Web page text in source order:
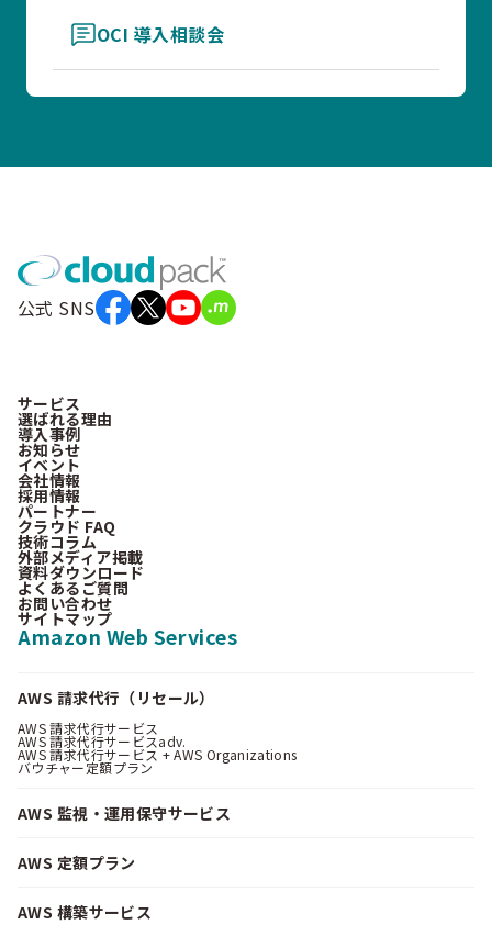
OCI 導入相談会
公式 SNS
サービス
選ばれる理由
導入事例
お知らせ
イベント
会社情報
採用情報
パートナー
クラウド FAQ
技術コラム
外部メディア掲載
資料ダウンロード
よくあるご質問
お問い合わせ
サイトマップ
Amazon Web Services
AWS 請求代行（リセール）
AWS 請求代行サービス
AWS 請求代行サービスadv.
AWS 請求代行サービス + AWS Organizations
バウチャー定額プラン
AWS 監視・運用保守サービス
AWS 定額プラン
AWS 構築サービス